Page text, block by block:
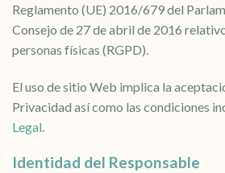
Reglamento (UE) 2016/679 del
Consejo de 27 de abril de 2016
personas físicas (RGPD).
El uso de sitio Web implica la
Privacidad así como las condiciones
Legal
Identidad del Responsable